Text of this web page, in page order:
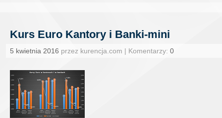
Kurs Euro Kantory i Banki-mini
5 kwietnia 2016 przez kurencja.com | Komentarzy: 0